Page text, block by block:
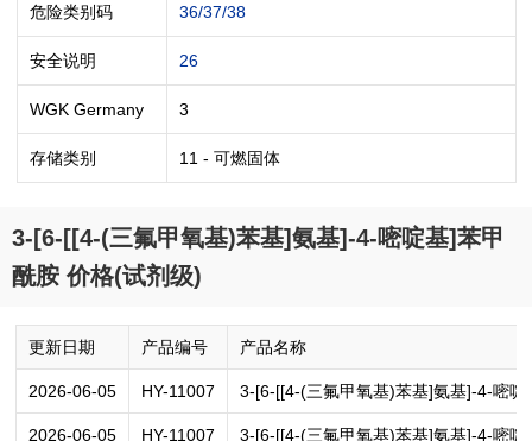
危险类别码 36/37/38
安全说明 26
WGK Germany 3
存储类别 11 - 可燃固体
3-[6-[[4-(三氟甲氧基)苯基]氨基]-4-嘧啶基]苯甲
酰胺 价格(试剂级)
更新日期 产品编号 产品名称
2026-06-05 HY-11007 3-[6-[[4-(三氟甲氧基)苯基]氨基]-4-嘧啶
2026-06-05 HY-11007 3-[6-[[4-(三氟甲氧基)苯基]氨基]-4-嘧啶